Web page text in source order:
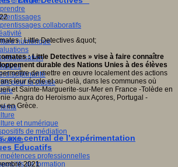
collaboratifs
numérique
pour la classe
et numérique
de médiation
professionnelles
de formation
: Little Detectives » vise à faire connaître
durable des Nations Unies à des élèves
de mettre en œuvre localement des actions
leur école et au-delà, dans les communes où
et Sainte-Marguerite-sur-Mer en France -Tolède en
-Angra do Heroismo aux Açores, Portugal -
en Grèce.
axe central de l’expérimentation
Educatifs
2021